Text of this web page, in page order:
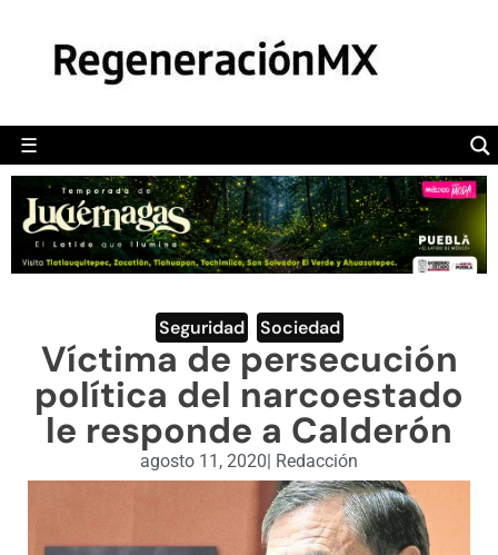
☰
POLÍTICA
CAMALEÓN
OPINIÓN
DEPORTES
ENGLISH SECTION
VIDEOS
Seguridad Sociedad
Víctima de persecución
política del narcoestado
le responde a Calderón
agosto 11, 2020| Redacción